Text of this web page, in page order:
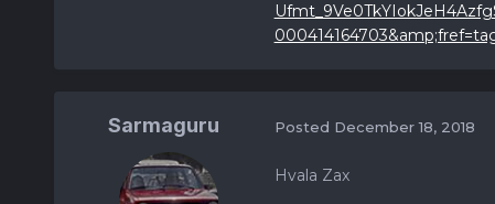
Sarmaguru Posted December 18, 2018
Hvala Zax